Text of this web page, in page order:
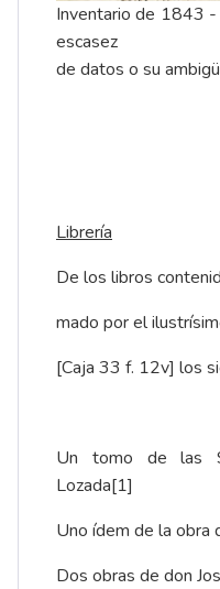
Inventario de 1843 -
escasez
de datos o su
Librería
De los libros
mado por el
[Caja 33 f. 12v] los
Un tomo de las
Lozada[1]
Uno ídem de la obra
Dos obras de don